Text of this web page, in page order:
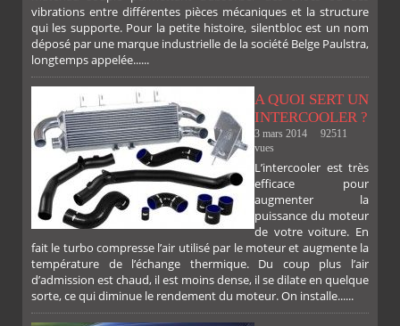
vibrations entre différentes pièces mécaniques et la structure
qui les supporte. Pour la petite histoire, silentbloc est un nom
déposé par une marque industrielle de la société Belge Paulstra,
longtemps appelée......
A QUOI SERT UN
INTERCOOLER ?
3 mars 2014
92511
vues
L’intercooler est très
efficace pour
augmenter la
puissance du moteur
de votre voiture. En
fait le turbo compresse l’air utilisé par le moteur et augmente la
température de l’échange thermique. Du coup plus l’air
d’admission est chaud, il est moins dense, il se dilate en quelque
sorte, ce qui diminue le rendement du moteur. On installe......